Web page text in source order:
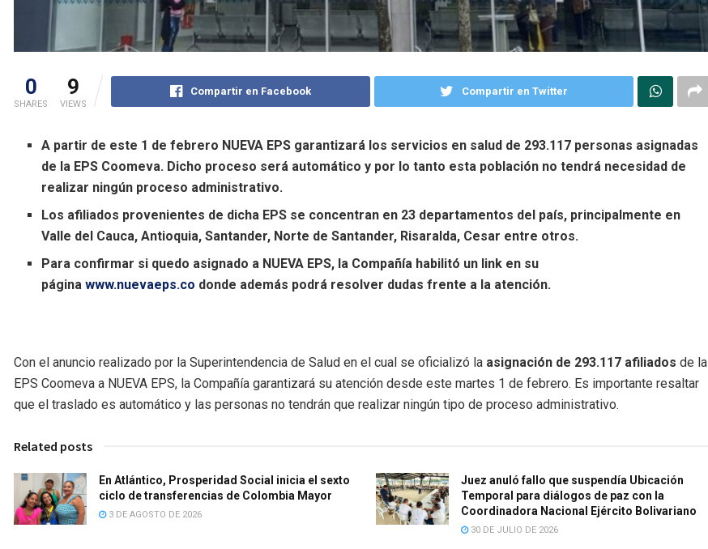
0
SHARES
9
VIEWS
Compartir en Facebook Compartir en Twitter
A partir de este 1 de febrero NUEVA EPS garantizará los servicios en salud de 293.117 personas asignadas
de la EPS Coomeva. Dicho proceso será automático y por lo tanto esta población no tendrá necesidad de
realizar ningún proceso administrativo.
Los afiliados provenientes de dicha EPS se concentran en 23 departamentos del país, principalmente en
Valle del Cauca, Antioquia, Santander, Norte de Santander, Risaralda, Cesar entre otros.
Para confirmar si quedo asignado a NUEVA EPS, la Compañía habilitó un link en su
páginawww.nuevaeps.co donde además podrá resolver dudas frente a la atención.
Con el anuncio realizado por la Superintendencia de Salud en el cual se oficializó la asignación de 293.117 afiliados de la
EPS Coomeva a NUEVA EPS, la Compañía garantizará su atención desde este martes 1 de febrero. Es importante resaltar
que el traslado es automático y las personas no tendrán que realizar ningún tipo de proceso administrativo.
Related posts
En Atlántico, Prosperidad Social inicia el sexto
ciclo de transferencias de Colombia Mayor
3 DE AGOSTO DE 2026
Juez anuló fallo que suspendía Ubicación
Temporal para diálogos de paz con la
Coordinadora Nacional Ejército Bolivariano
30 DE JULIO DE 2026